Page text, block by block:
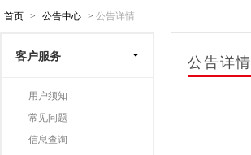
首页 > 公告中心 > 公告详情
客户服务
用户须知
常见问题
信息查询
公告详情